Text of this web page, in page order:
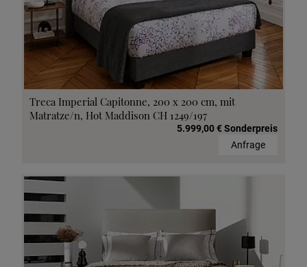
Treca Imperial Capitonne, 200 x 200 cm, mit
Matratze/n, Hot Maddison CH 1249/197
5.999,00 € Sonderpreis
Anfrage